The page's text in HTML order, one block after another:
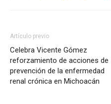
Artículo previo
Celebra Vicente Gómez
reforzamiento de acciones de
prevención de la enfermedad
renal crónica en Michoacán